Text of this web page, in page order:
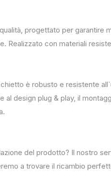
progettato per garantire
Realizzato con materiali
è robusto e resistente
al design plug & play, il
del prodotto? Il nostro
a trovare il ricambio